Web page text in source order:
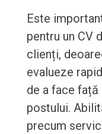
Este
pentru un CV
clienți,
evalueze
de a face
postului.
precum